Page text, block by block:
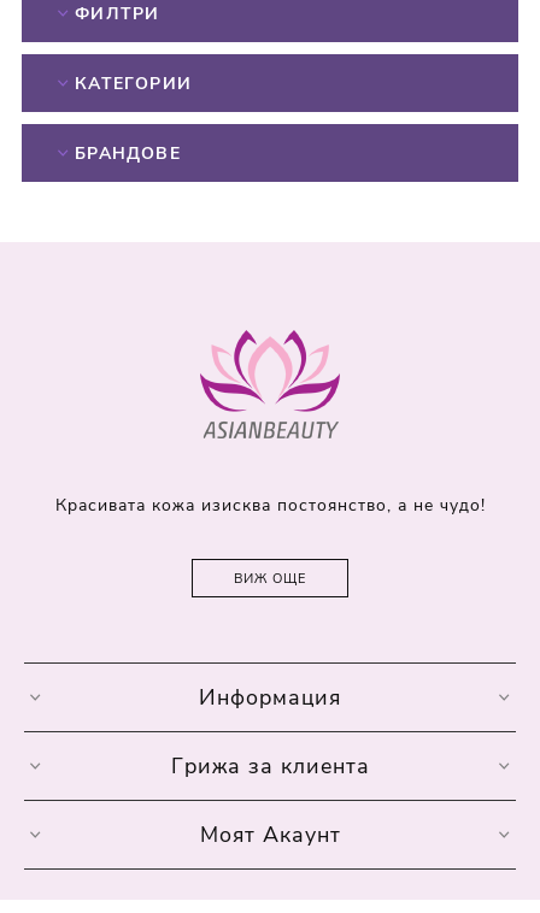
ФИЛТРИ
КАТЕГОРИИ
БРАНДОВЕ
Красивата кожа изисква постоянство, а не чудо!
ВИЖ ОЩЕ
Информация
Грижа за клиента
Моят Акаунт